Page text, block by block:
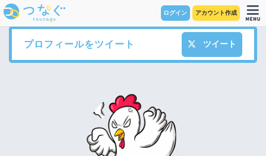
ログイン アカウント作成
プロフィールをツイート ツイート